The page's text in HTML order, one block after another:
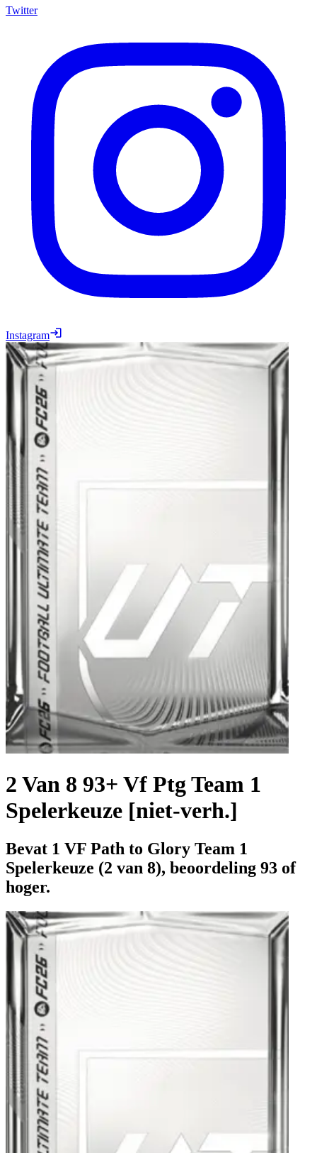
Twitter
Instagram
2 Van 8 93+ Vf Ptg Team 1
Spelerkeuze [niet-verh.]
Bevat 1 VF Path to Glory Team 1
Spelerkeuze (2 van 8), beoordeling 93 of
hoger.